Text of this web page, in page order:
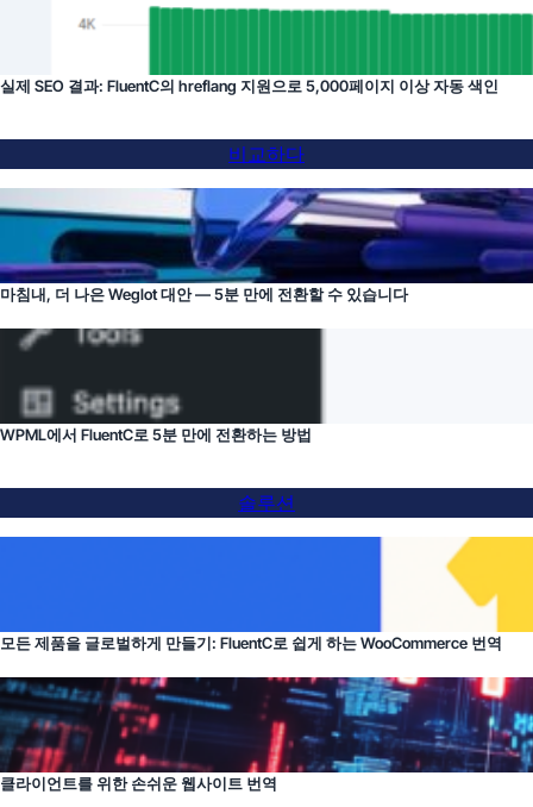
실제 SEO 결과: FluentC의 hreflang 지원으로 5,000페이지 이상 자동 색인
비교하다
마침내, 더 나은 Weglot 대안 — 5분 만에 전환할 수 있습니다
WPML에서 FluentC로 5분 만에 전환하는 방법
솔루션
모든 제품을 글로벌하게 만들기: FluentC로 쉽게 하는 WooCommerce 번역
클라이언트를 위한 손쉬운 웹사이트 번역